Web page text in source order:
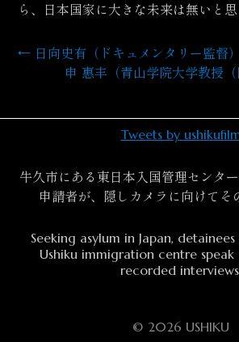
ら、日本国家に大きな未来は無いと思
投
ナ
ゲ
シ
← 日向史有（ドキュメンタリー監督）
申 惠丰（青山学院大学教授（
Tweets by
牛久市にある東日本入国管理センタ
申請者が、隠しカメラに向けてそ
Seeking asylum in Japan,
Ushiku immigration centre
recorded
© 2026 USHIKU